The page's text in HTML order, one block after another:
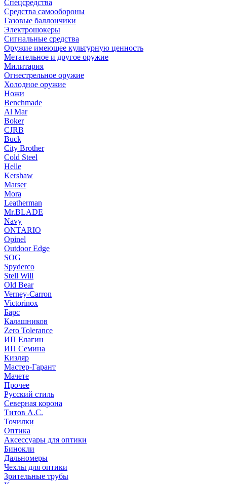
Спецсредства
Средства самообороны
Газовые баллончики
Электрошокеры
Сигнальные средства
Оружие имеющее культурную ценность
Метательное и другое оружие
Милитария
Огнестрельное оружие
Холодное оружие
Ножи
Benchmade
Al Mar
Boker
CJRB
Buck
City Brother
Cold Steel
Helle
Kershaw
Marser
Mora
Leatherman
Mr.BLADE
Navy
ONTARIO
Opinel
Outdoor Edge
SOG
Spyderco
Stell Will
Old Bear
Verney-Carron
Victorinox
Барс
Калашников
Zero Tolerance
ИП Елагин
ИП Семина
Кизляр
Мастер-Гарант
Мачете
Прочее
Русский стиль
Северная корона
Титов А.С.
Точилки
Оптика
Аксессуары для оптики
Бинокли
Дальномеры
Чехлы для оптики
Зрительные трубы